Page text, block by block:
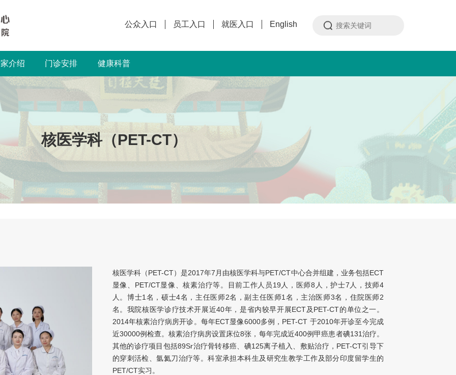
公众入口 员工入口 就医入口 English
介绍 门诊安排 健康科普
核医学科（PET-CT）
核医学科（PET-CT）是2017年7月由核医学科与PET/CT中心合并组建，业务包括ECT
显像、PET/CT显像、核素治疗等。目前工作人员19人，医师8人，护士7人，技师4
人。博士1名，硕士4名，主任医师2名，副主任医师1名，主治医师3名，住院医师2
名。我院核医学诊疗技术开展近40年，是省内较早开展ECT及PET-CT的单位之一。
2014年核素治疗病房开诊。每年ECT显像6000多例，PET-CT 于2010年开诊至今完成
近30000例检查。核素治疗病房设置床位8张，每年完成近400例甲癌患者碘131治疗。
其他的诊疗项目包括89Sr治疗骨转移癌、碘125离子植入、敷贴治疗，PET-CT引导下
的穿刺活检、氩氦刀治疗等。科室承担本科生及研究生教学工作及部分印度留学生的
PET/CT实习。